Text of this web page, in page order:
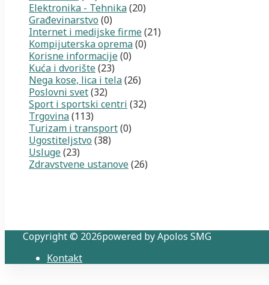
Elektronika - Tehnika(20)
Građevinarstvo (0)
Internet i medijske firme(21)
Kompijuterska oprema(0)
Korisne informacije(0)
Kuća i dvorište(23)
Nega kose, lica i tela(26)
Poslovni svet(32)
Sport i sportski centri (32)
Trgovina(113)
Turizam i transport(0)
Ugostiteljstvo (38)
Usluge(23)
Zdravstvene ustanove(26)
Copyright © 2026powered by Apolos SMG
Kontakt